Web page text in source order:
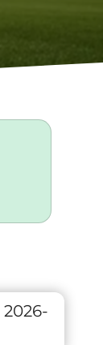
2026-